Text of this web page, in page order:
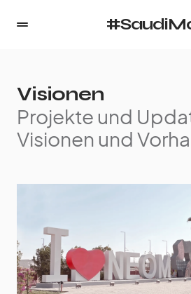
Visionen
Projekte und
Visionen und